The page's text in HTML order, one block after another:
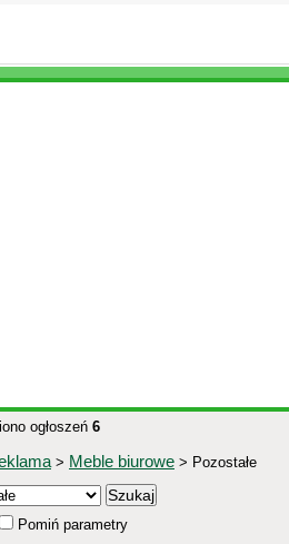
ogłoszeń 6
> Meble biurowe > Pozostałe
Pomiń parametry